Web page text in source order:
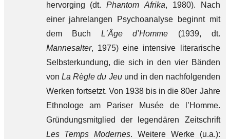
hervorging (dt. Phantom Afrika, 1980). Nach
einer jahrelangen Psychoanalyse beginnt mit
dem Buch LʼÂge dʼHomme(1939, dt.
Mannesalter, 1975) eine intensive literarische
Selbsterkundung, die sich in den vier Bänden
von La Règle du Jeuund in den nachfolgenden
Werken fortsetzt. Von 1938 bis in die 80er Jahre
Ethnologe am Pariser Musée de lʼHomme.
Gründungsmitglied der legendären Zeitschrift
Les Temps Modernes. Weitere Werke (u.a.):